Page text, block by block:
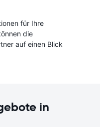
für Ihre
die
auf einen Blick
in